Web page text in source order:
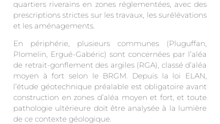
quartiers riverains en zones réglementées, avec des
prescriptions strictes sur les travaux, les surélévations
et les aménagements.
En périphérie, plusieurs communes (Pluguffan,
Plomelin, Ergué-Gabéric) sont concernées par l’aléa
de retrait-gonflement des argiles (RGA), classé d’aléa
moyen à fort selon le BRGM. Depuis la loi ELAN,
l’étude géotechnique préalable est obligatoire avant
construction en zones d’aléa moyen et fort, et toute
pathologie ultérieure doit être analysée à la lumière
de ce contexte géologique.